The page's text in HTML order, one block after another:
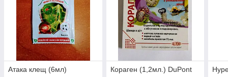
Атака клещ (6мл) Кораген (1,2мл.) DuPont